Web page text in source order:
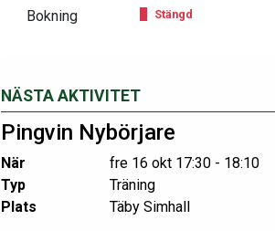
NÄSTA AKTIVITET
Pingvin Nybörjare
När
fre 16 okt 17:30 - 18:10
Typ
Träning
Plats
Täby Simhall
Bokning Stängd